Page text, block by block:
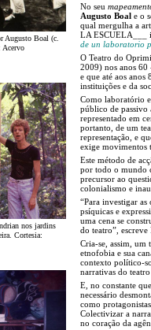
Augusto Boal (c.
Acervo
nos jardins
Cortesia:
No seu
Augusto Boal e o
qual mergulha a
LA ESCUELA___
de un laboratorio
O Teatro do
2009) nos anos
e que até aos anos
instituições e da
Como laboratório
público de passivo
representado em
portanto, de um
representação, e
exige movimentos
Este método de
por todo o mundo
precursor ao
colonialismo e
“Para investigar as
psíquicas e
uma cena se
do teatro”, escreve
Cria-se, assim, um
etnofobia e sua
contexto político-
narrativas do
E, no constante
necessário
como
Colectivizar a
no coração da